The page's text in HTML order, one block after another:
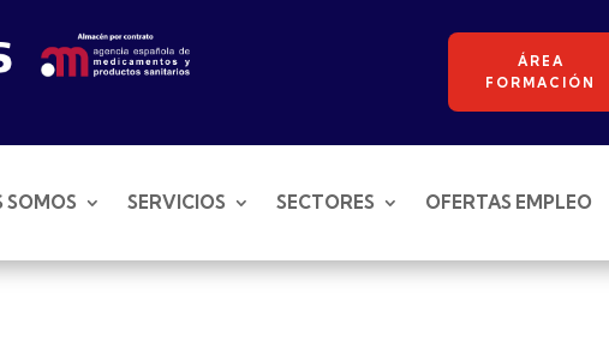
ÁREA
FORMACIÓN
SOMOS SERVICIOS SECTORES OFERTAS EMPLEO